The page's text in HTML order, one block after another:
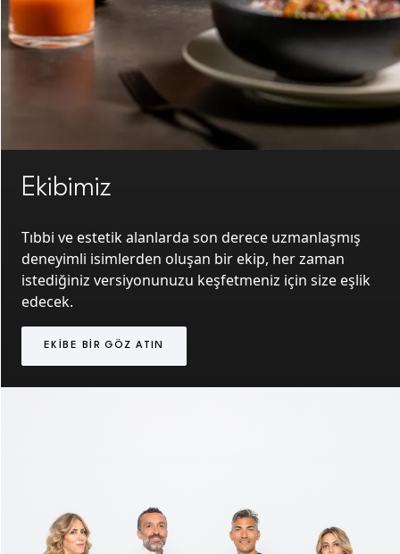
Ekibimiz
Tıbbi ve estetik alanlarda son derece uzmanlaşmış
deneyimli isimlerden oluşan bir ekip, her zaman
istediğiniz versiyonunuzu keşfetmeniz için size eşlik
edecek.
EKIBE BIR GÖZ ATIN